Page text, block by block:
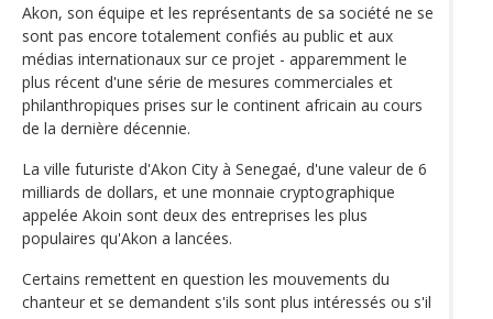
Akon, son équipe et les représentants de sa société ne se
sont pas encore totalement confiés au public et aux
médias internationaux sur ce projet - apparemment le
plus récent d'une série de mesures commerciales et
philanthropiques prises sur le continent africain au cours
de la dernière décennie.
La ville futuriste d'Akon City à Senegaé, d'une valeur de 6
milliards de dollars, et une monnaie cryptographique
appelée Akoin sont deux des entreprises les plus
populaires qu'Akon a lancées.
Certains remettent en question les mouvements du
chanteur et se demandent s'ils sont plus intéressés ou s'il